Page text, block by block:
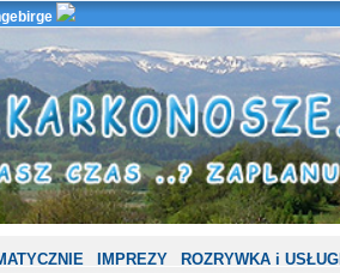
IMPREZY ROZRYWKA i USŁUGI